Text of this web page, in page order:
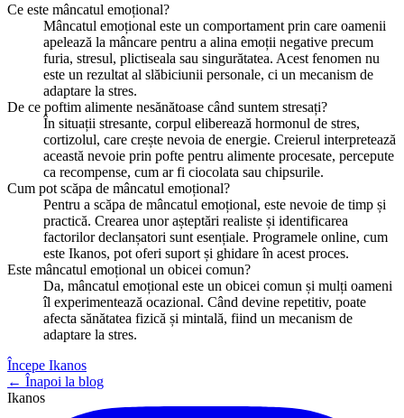
Ce este mâncatul emoțional?
Mâncatul emoțional este un comportament prin care oamenii
apelează la mâncare pentru a alina emoții negative precum
furia, stresul, plictiseala sau singurătatea. Acest fenomen nu
este un rezultat al slăbiciunii personale, ci un mecanism de
adaptare la stres.
De ce poftim alimente nesănătoase când suntem stresați?
În situații stresante, corpul eliberează hormonul de stres,
cortizolul, care crește nevoia de energie. Creierul interpretează
această nevoie prin pofte pentru alimente procesate, percepute
ca recompense, cum ar fi ciocolata sau chipsurile.
Cum pot scăpa de mâncatul emoțional?
Pentru a scăpa de mâncatul emoțional, este nevoie de timp și
practică. Crearea unor așteptări realiste și identificarea
factorilor declanșatori sunt esențiale. Programele online, cum
este Ikanos, pot oferi suport și ghidare în acest proces.
Este mâncatul emoțional un obicei comun?
Da, mâncatul emoțional este un obicei comun și mulți oameni
îl experimentează ocazional. Când devine repetitiv, poate
afecta sănătatea fizică și mintală, fiind un mecanism de
adaptare la stres.
Începe Ikanos
← Înapoi la blog
Ikanos